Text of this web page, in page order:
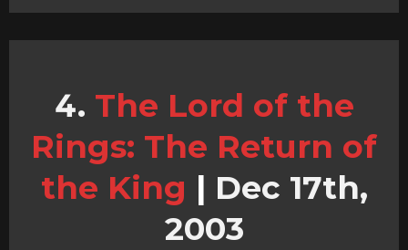
The Lord of the
Rings: The Return of
the King | Dec 17th,
2003